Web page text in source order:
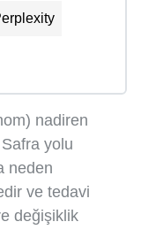
nadiren
yolu
neden
ve tedavi
değişiklik